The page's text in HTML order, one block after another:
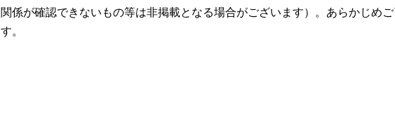
関係が確認できないもの等は非掲載となる場合がございます）。あらかじめ
す。